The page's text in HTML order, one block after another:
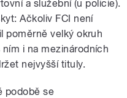
a služební (u policie).
Ačkoliv FCI není
poměrně velký okruh
i na mezinárodních
nejvyšší tituly.
podobě se